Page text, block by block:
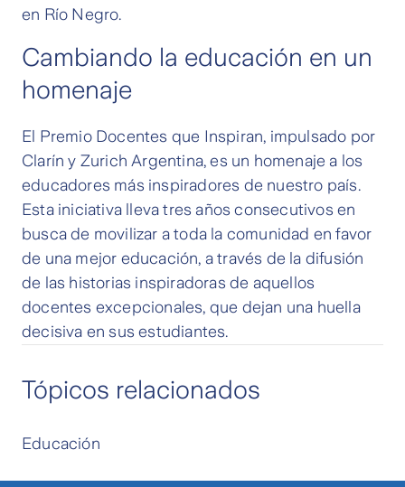
en Río Negro.
Cambiando la educación en un
homenaje
El Premio Docentes que Inspiran, impulsado por
Clarín y Zurich Argentina, es un homenaje a los
educadores más inspiradores de nuestro país.
Esta iniciativa lleva tres años consecutivos en
busca de movilizar a toda la comunidad en favor
de una mejor educación, a través de la difusión
de las historias inspiradoras de aquellos
docentes excepcionales, que dejan una huella
decisiva en sus estudiantes.
Tópicos relacionados
Educación